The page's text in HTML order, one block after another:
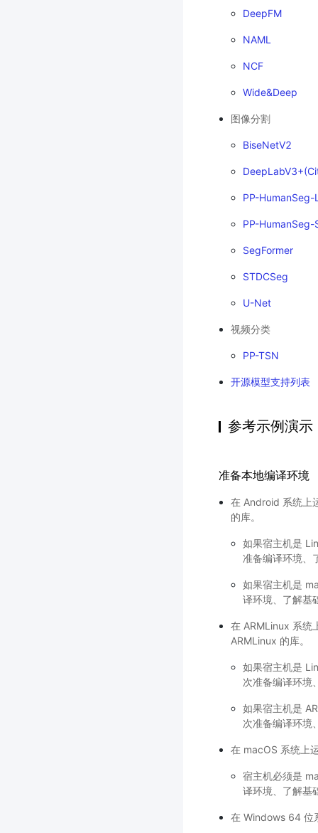
DeepFM
NAML
NCF
Wide&Deep
图像分割
BiseNetV2
PP-HumanSeg-
PP-
SegFormer
STDCSeg
U-Net
视频分类
PP-TSN
开源模型支持列表
参考示例演示
准备本地编译环境
在 Android 系统上
的库。
如果宿主机是
准备编译环境、
如果宿主机是
译环境、了解基
在 ARMLinux 系统
ARMLinux 的库。
如果宿主机是
次准备编译环境
如果宿主机是
次准备编译环境
在 macOS 系统上
宿主机必须是
译环境、了解基
在 Windows 64 位